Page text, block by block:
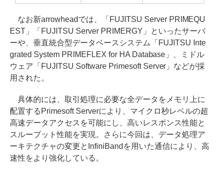
なお新arrowheadでは、「FUJITSU Server PRIMEQU
EST」「FUJITSU Server PRIMERGY」といったサーバ
ーや、垂直統合型データベースシステム「FUJITSU Inte
grated System PRIMEFLEX for HA Database」、ミドル
ウェア「FUJITSU Software Primesoft Server」などが採
用された。
具体的には、取引処理に必要な全データをメモリ上に
配置するPrimesoft Serverにより、マイクロ秒レベルの超
高速データアクセスを可能にし、高いレスポンス性能と
スループット性能を実現。さらに今回は、データ処理ア
ーキテクチャの変更とInfiniBandを用いた通信により、高
速性をより強化している。